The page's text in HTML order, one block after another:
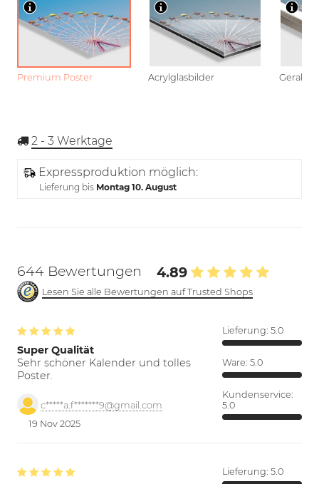
Premium Poster Acrylglasbilder
2 - 3 Werktage
Expressproduktion möglich:
Lieferung bis Montag 10. August
644 Bewertungen 4.89
Lesen Sie alle Bewertungen auf Trusted Shops
Super Qualität
Sehr schöner Kalender und tolles
Poster.
c*****a.f*******9@gmail.com
19 Nov 2025
Lieferung: 5.0
Ware: 5.0
Kundenservice:
5.0
Lieferung: 5.0